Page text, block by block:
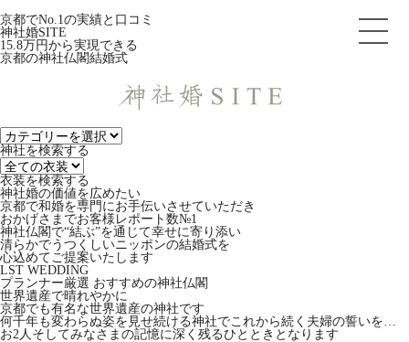
京都でNo.1の実績と口コミ
神社婚SITE
15.8万円から実現できる
京都の神社仏閣結婚式
神社を検索する
衣装を検索する
神社婚の価値を広めたい
京都で和婚を専門にお手伝いさせていただき
おかげさまでお客様レポート数№1
神社仏閣で“結ぶ”を通じて幸せに寄り添い
清らかでうつくしいニッポンの結婚式を
心込めてご提案いたします
LST WEDDING
プランナー厳選 おすすめの神社仏閣
世界遺産で晴れやかに
京都でも有名な世界遺産の神社です
何千年も変わらぬ姿を見せ続ける神社でこれから続く夫婦の誓いを…
お2人そしてみなさまの記憶に深く残るひとときとなります